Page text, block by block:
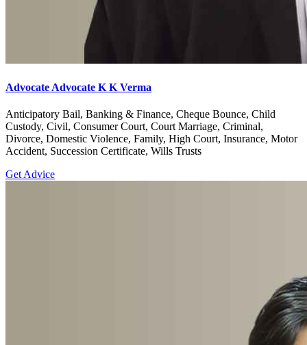
Advocate Advocate K K Verma
Anticipatory Bail, Banking & Finance, Cheque Bounce, Child
Custody, Civil, Consumer Court, Court Marriage, Criminal,
Divorce, Domestic Violence, Family, High Court, Insurance, Motor
Accident, Succession Certificate, Wills Trusts
Get Advice